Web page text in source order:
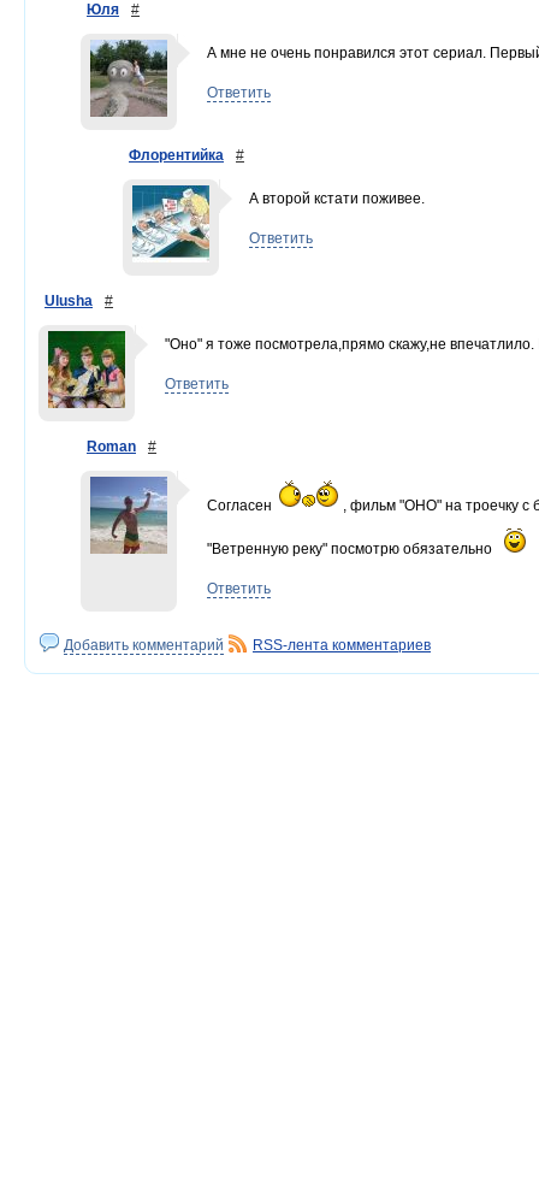
Юля #
А мне не очень понравился этот сериал.
Ответить
Флорентийка #
А второй кстати поживее.
Ответить
Ulusha #
"Оно" я тоже посмотрела,прямо скажу,не
Ответить
Roman #
Согласен , фильм "ОНО" на троечку с
"Ветренную реку" посмотрю обязательно
Ответить
Добавить комментарий RSS-лента комментариев